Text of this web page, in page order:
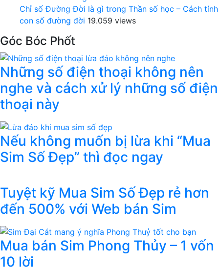
Chỉ số Đường Đời là gì trong Thần số học – Cách tính
con số đường đời 19.059 views
Góc Bóc Phốt
Những số điện thoại không nên
nghe và cách xử lý những số điện
thoại này
Nếu không muốn bị lừa khi “Mua
Sim Số Đẹp” thì đọc ngay
Tuyệt kỹ Mua Sim Số Đẹp rẻ hơn
đến 500% với Web bán Sim
Mua bán Sim Phong Thủy – 1 vốn
10 lời